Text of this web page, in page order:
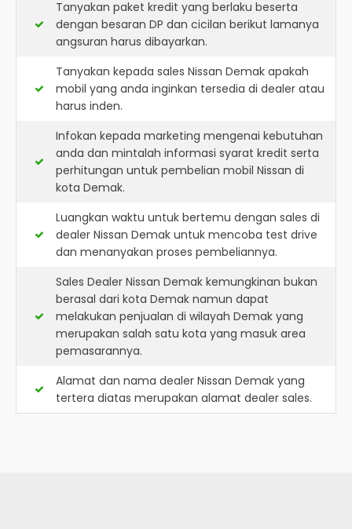
Tanyakan paket kredit yang berlaku beserta
dengan besaran DP dan cicilan berikut lamanya
angsuran harus dibayarkan.
Tanyakan kepada sales Nissan Demak apakah
mobil yang anda inginkan tersedia di dealer atau
harus inden.
Infokan kepada marketing mengenai kebutuhan
anda dan mintalah informasi syarat kredit serta
perhitungan untuk pembelian mobil Nissan di
kota Demak.
Luangkan waktu untuk bertemu dengan sales di
dealer Nissan Demak untuk mencoba test drive
dan menanyakan proses pembeliannya.
Sales Dealer Nissan Demak kemungkinan bukan
berasal dari kota Demak namun dapat
melakukan penjualan di wilayah Demak yang
merupakan salah satu kota yang masuk area
pemasarannya.
Alamat dan nama dealer Nissan Demak yang
tertera diatas merupakan alamat dealer sales.